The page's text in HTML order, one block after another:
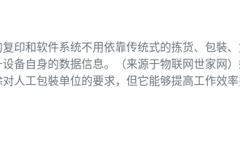
印和软件系统不用依靠传统式的拣货、包裝
备自身的数据信息。（来源于物联网世家网
人工包裝单位的要求，但它能够提高工作效